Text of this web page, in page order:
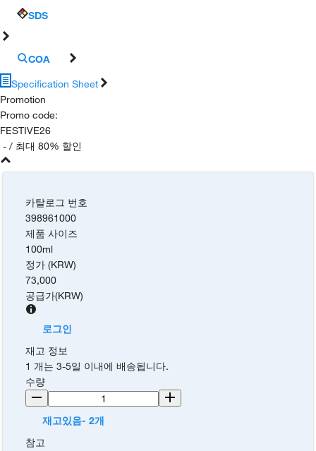
SDS
COA
Specification Sheet
Promotion
Promo code:
FESTIVE26
- / 최대 80% 할인
카탈로그 번호
398961000
제품 사이즈
100ml
정가 (KRW)
73,000
공급가(KRW)
로그인
재고 정보
1 개는 3-5일 이내에 배송됩니다.
수량
재고있음- 2개
참고